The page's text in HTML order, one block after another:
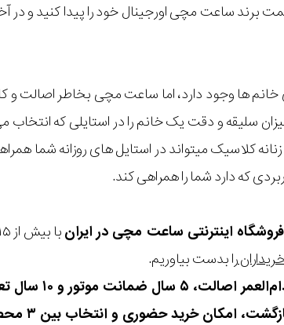
قیمت برند ساعت مچی اورجینال خود را پیدا کنید
خانم ها وجود دارد، اما ساعت مچی بخاطر اصالت و
سلیقه و دقت یک خانم را در استایلی که انتخاب
کلاسیک میتواند در استایل های روزانه شما
که دارد شما را همراهی کند.
اینترنتی ساعت مچی در ایران
را بدست بیاوریم.
ضمانت موتور و ۱۰ سال تعویض رایگان باتری